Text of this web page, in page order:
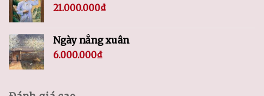
21.000.000₫
Ngày nắng xuân
6.000.000₫